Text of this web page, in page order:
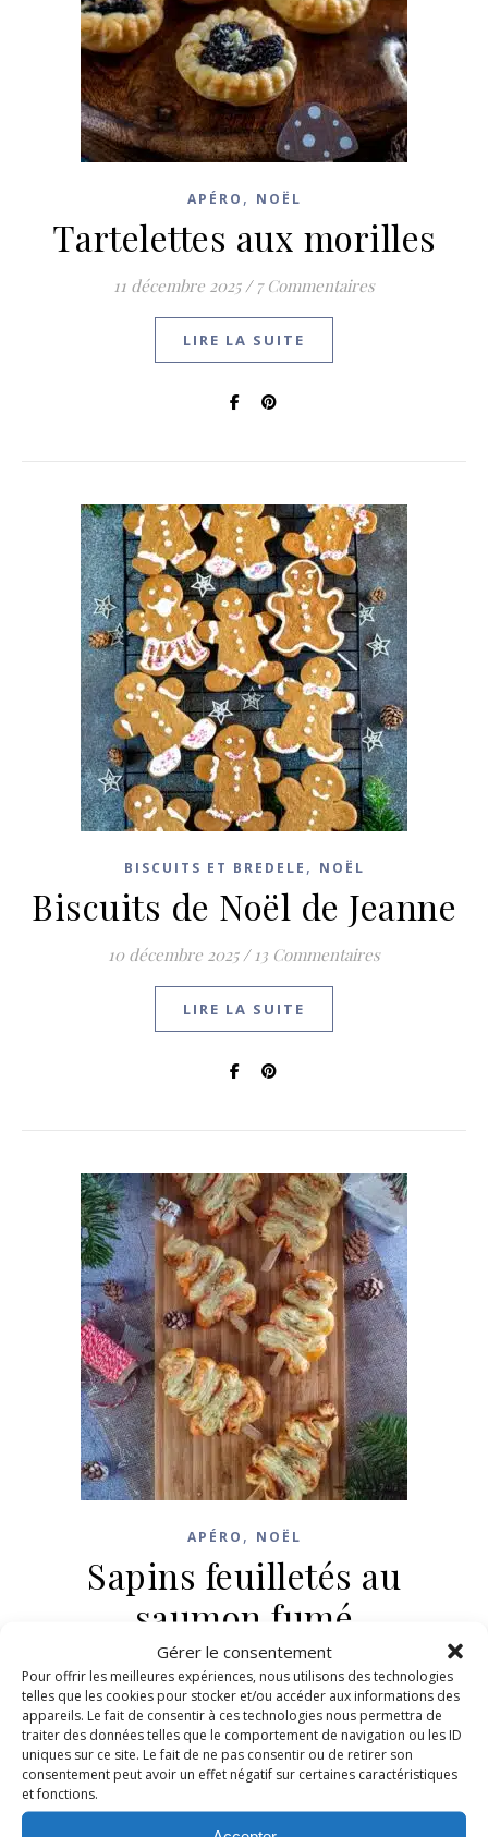
Gérer le consentement
Pour offrir les meilleures expériences, nous utilisons des technologies
telles que les cookies pour stocker et/ou accéder aux informations des
appareils. Le fait de consentir à ces technologies nous permettra de
traiter des données telles que le comportement de navigation ou les ID
uniques sur ce site. Le fait de ne pas consentir ou de retirer son
consentement peut avoir un effet négatif sur certaines caractéristiques
et fonctions.
APÉRO , NOËL
Tartelettes aux morilles
11 décembre 2025 / 7 Commentaires
LIRE LA SUITE
BISCUITS ET BREDELE , NOËL
Biscuits de Noël de Jeanne
10 décembre 2025 / 13 Commentaires
LIRE LA SUITE
APÉRO , NOËL
Sapins feuilletés au
saumon fumé
9 décembre 2025 / 6 Commentaires
LIRE LA SUITE